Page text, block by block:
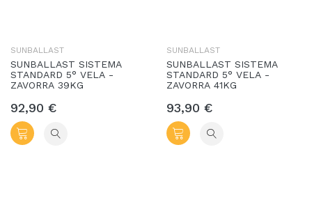
SUNBALLAST
SUNBALLAST SISTEMA
STANDARD 5° VELA -
ZAVORRA 39KG
92,90 €
SUNBALLAST
SUNBALLAST SISTEMA
STANDARD 5° VELA -
ZAVORRA 41KG
93,90 €